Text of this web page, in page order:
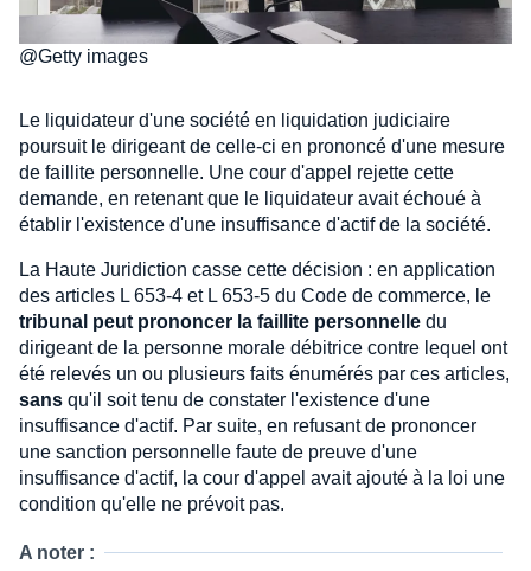
@Getty images
Le liquidateur d'une société en liquidation judiciaire
poursuit le dirigeant de celle-ci en prononcé d'une mesure
de faillite personnelle. Une cour d'appel rejette cette
demande, en retenant que le liquidateur avait échoué à
établir l'existence d'une insuffisance d'actif de la société.
La Haute Juridiction casse cette décision : en application
des articles L 653-4 et L 653-5 du Code de commerce, le
tribunal peut prononcer la faillite personnelle du
dirigeant de la personne morale débitrice contre lequel ont
été relevés un ou plusieurs faits énumérés par ces articles,
sans qu'il soit tenu de constater l'existence d'une
insuffisance d'actif. Par suite, en refusant de prononcer
une sanction personnelle faute de preuve d'une
insuffisance d'actif, la cour d'appel avait ajouté à la loi une
condition qu'elle ne prévoit pas.
A noter :